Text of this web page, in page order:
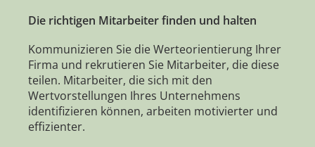
Die richtigen Mitarbeiter finden und halten
Kommunizieren Sie die Werteorientierung Ihrer
Firma und rekrutieren Sie Mitarbeiter, die diese
teilen. Mitarbeiter, die sich mit den
Wertvorstellungen Ihres Unternehmens
identifizieren können, arbeiten motivierter und
effizienter.